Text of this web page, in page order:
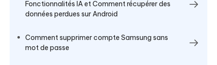
Fonctionnalités IA et Comment récupérer des
données perdues sur Android
Comment supprimer compte Samsung sans
mot de passe